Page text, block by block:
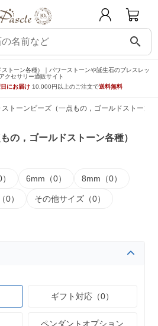
search
トーン各種）｜パワーストーンや誕生石のブレスレッ
クセサリー通販サイト
にお届け 10,000円以上のご注文で送料無料
ストーンビーズ（一点もの，ゴールドストーン
の，ゴールドストーン各種）
6mm（0） 8mm（0）
0） その他サイズ（0）
ギフト対応（0）
ペンダントオプション